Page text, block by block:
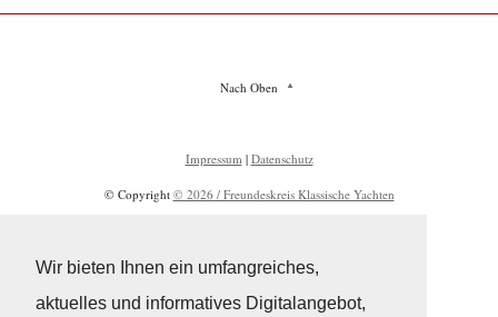
Wir bieten Ihnen ein umfangreiches,
aktuelles und informatives Digitalangebot,
Nach Oben
Impressum | Datenschutz
© Copyright © 2026 / Freundeskreis Klassische Yachten